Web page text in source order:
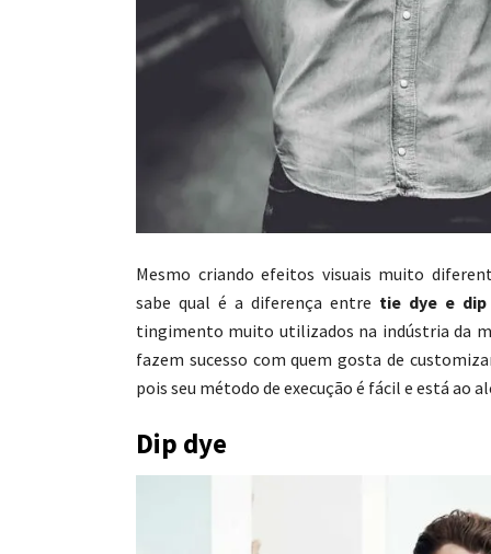
Mesmo criando efeitos visuais muito
sabe qual é a diferença entre tie dye e dip
tingimento muito utilizados na indústria da
fazem sucesso com quem gosta de
pois seu método de execução é fácil e está ao
Dip dye